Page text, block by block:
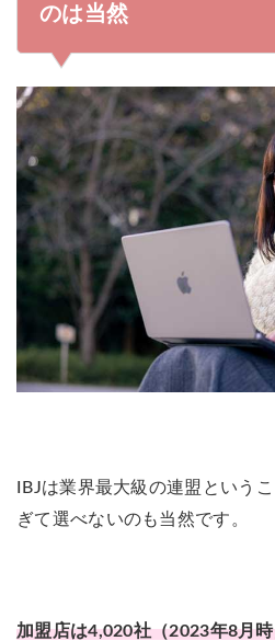
2.5 どうしても選べないときは
3
選べない時間がもったいない
のは当然
IBJは業界最大級の連盟という
ぎて選べないのも当然です。
加盟店は4,020社（2023年8月